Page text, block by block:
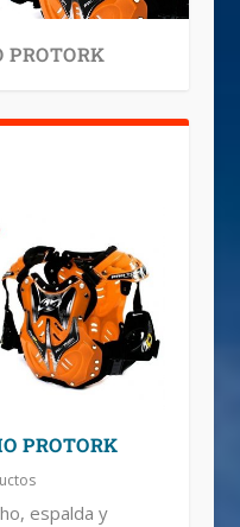
PROTORK
PROTORK
espalda y